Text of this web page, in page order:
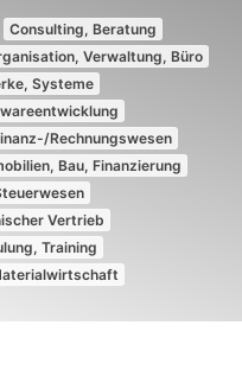
Consulting, Beratung
Verwaltung, Büro
Systeme
Rechnungswesen
Bau, Finanzierung
Vertrieb
Training